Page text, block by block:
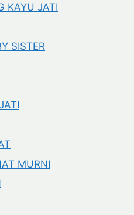
KAYU JATI
SISTER
MURNI